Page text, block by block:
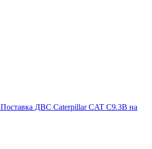
Поставка ДВС Caterpillar CAT C9.3B на